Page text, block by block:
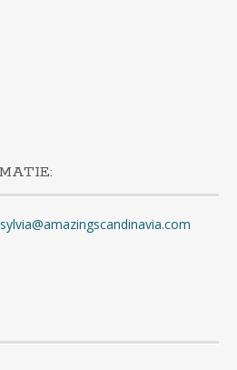
sylvia@amazingscandinavia.com